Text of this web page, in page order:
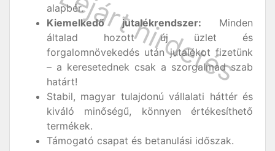
alapbér.
Kiemelkedő jutalékrendszer: Minden
általad hozott új üzlet és
forgalomnövekedés után jutalékot fizetünk
– a keresetednek csak a szorgalmad szab
határt!
Stabil, magyar tulajdonú vállalati háttér és
kiváló minőségű, könnyen értékesíthető
termékek.
Támogató csapat és betanulási időszak.